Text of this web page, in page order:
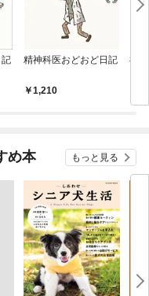
精神科医おどおど日記
1,210
神
め本 もっと見る